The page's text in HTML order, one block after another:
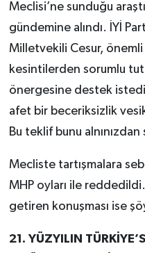
Meclisi’ne sunduğu
gündemine alındı. İYİ
Milletvekili Cesur, önemli
kesintilerden sorumlu
önergesine destek
afet bir beceriksizlik
Bu teklif bunu
Mecliste tartışmalara
MHP oyları ile
getiren konuşması ise
21. YÜZYILIN